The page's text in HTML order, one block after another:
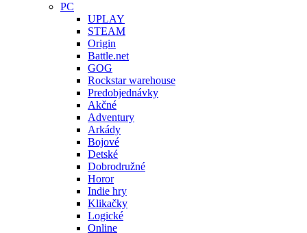
PC
UPLAY
STEAM
Origin
Battle.net
GOG
Rockstar warehouse
Predobjednávky
Akčné
Adventury
Arkády
Bojové
Detské
Dobrodružné
Horor
Indie hry
Klikačky
Logické
Online